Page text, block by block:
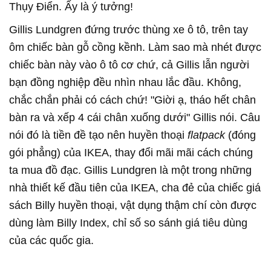
Thụy Điển. Ấy là ý tưởng!
Gillis Lundgren đứng trước thùng xe ô tô, trên tay
ôm chiếc bàn gỗ cồng kềnh. Làm sao mà nhét được
chiếc bàn này vào ô tô cơ chứ, cả Gillis lẫn người
bạn đồng nghiệp đều nhìn nhau lắc đầu. Không,
chắc chắn phải có cách chứ! "Giời ạ, tháo hết chân
bàn ra và xếp 4 cái chân xuống dưới" Gillis nói. Câu
nói đó là tiền đề tạo nên huyền thoại flatpack(đóng
gói phẳng) của IKEA, thay đổi mãi mãi cách chúng
ta mua đồ đạc. Gillis Lundgren là một trong những
nhà thiết kế đầu tiên của IKEA, cha đẻ của chiếc giá
sách Billy huyền thoại, vật dụng thậm chí còn được
dùng làm Billy Index, chỉ số so sánh giá tiêu dùng
của các quốc gia.